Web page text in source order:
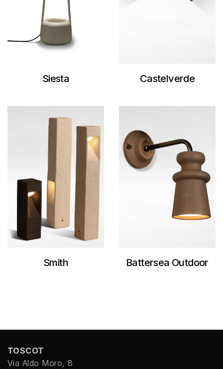
Siesta Castelverde
Smith Battersea Outdoor
TOSCOT
Via Aldo Moro, 8